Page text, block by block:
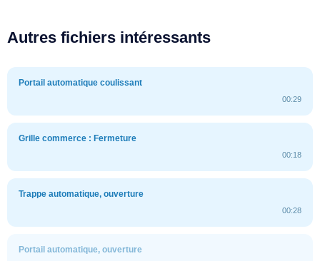
Autres fichiers intéressants
Portail automatique coulissant
00:29
Grille commerce : Fermeture
00:18
Trappe automatique, ouverture
00:28
Portail automatique, ouverture